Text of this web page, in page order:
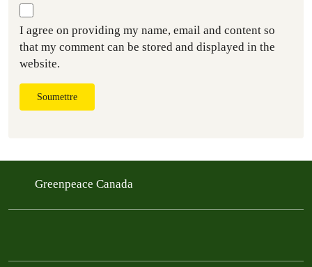
I agree on providing my name, email and content so
that my comment can be stored and displayed in the
website.
Soumettre
Greenpeace Canada